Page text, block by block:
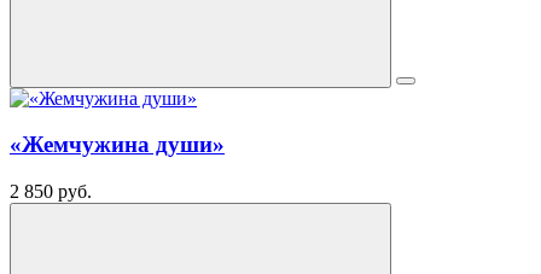
«Жемчужина души»
2 850 руб.